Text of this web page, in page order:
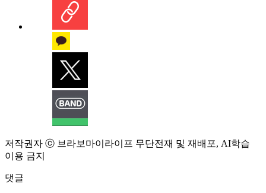
저작권자 ⓒ 브라보마이라이프 무단전재 및 재배포, AI학습
이용 금지
댓글